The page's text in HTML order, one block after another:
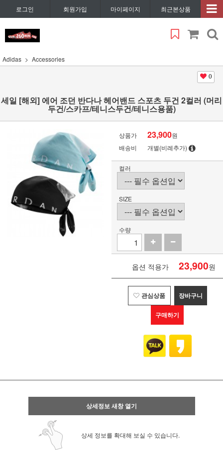
로그인 회원가입 마이페이지 최근본상품
Adidas Accessories
0
세일 [해외] 에어 조던 반다나 헤어밴드 스포츠 두건 2컬러 (머리
두건/스카프/테니스두건/테니스용품)
상품가 23,900원
배송비
개별(비례추가)
컬러
SIZE
수량
옵션 적용가 23,900원
관심상품 장바구니
구매하기
상세정보 새창 열기
상세 정보를 확대해 보실 수 있습니다.